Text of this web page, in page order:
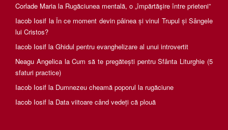
Corlade Maria la Rugăciunea mentală, o „împărtăşire între prieteni”
Iacob Iosif la În ce moment devin pâinea și vinul Trupul și Sângele
lui Cristos?
Iacob Iosif la Ghidul pentru evanghelizare al unui introvertit
Neagu AngelicalaCum să te pregătești pentru Sfânta Liturghie (5
sfaturi practice)
Iacob Iosif la Dumnezeu cheamă poporul la rugăciune
Iacob Iosif la Data viitoare când vedeți că plouă